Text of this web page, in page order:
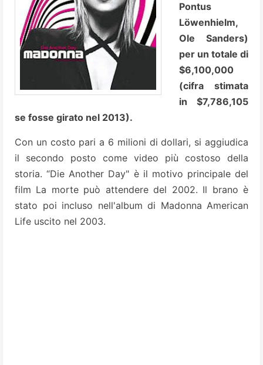
Pontus
Löwenhielm,
Ole Sanders)
per un totale di
$6,100,000
(cifra stimata
in $7,786,105
se fosse girato nel 2013).
Con un costo pari a 6 milioni di dollari, si aggiudica
il secondo posto come video più costoso della
storia. “Die Another Day" è il motivo principale del
film La morte può attendere del 2002. Il brano è
stato poi incluso nell'album di Madonna American
Life uscito nel 2003.